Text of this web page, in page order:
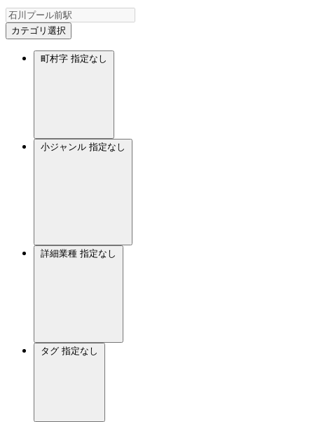
カテゴリ選択
町村字 指定なし
小ジャンル 指定なし
詳細業種 指定なし
タグ 指定なし